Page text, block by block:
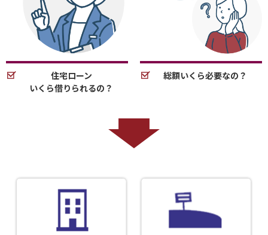
住宅ローン
いくら借りられるの？
総額いくら必要なの？